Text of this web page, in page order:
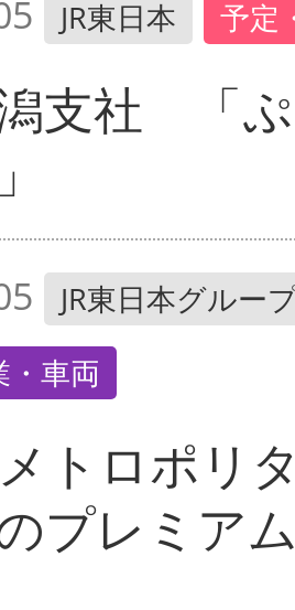
JR東日本 予定
支社 「
JR東日本グルー
・車両
トロポ
プレミア